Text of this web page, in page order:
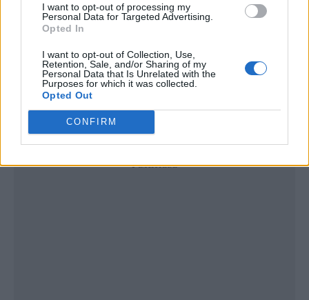
I want to opt-out of processing my
Personal Data for Targeted Advertising.
Opted In
I want to opt-out of Collection, Use,
Retention, Sale, and/or Sharing of my
Personal Data that Is Unrelated with the
Purposes for which it was collected.
Opted Out
CONFIRM
Publicidad